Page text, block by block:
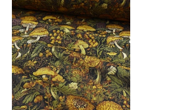
Секретная рассылка от Купава